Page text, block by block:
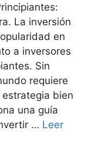
La inversión
en
a inversores
Sin
requiere
bien
una guía
… Leer